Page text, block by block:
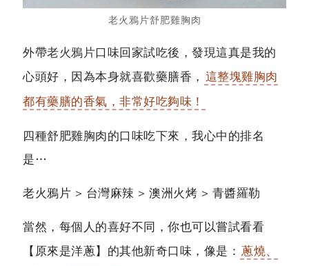
老火鴉片舒肥雞胸肉
外帶老火鴉片口味回家試吃後，發現這真是我的
心頭好，因為本身就喜歡藥膳香， 這整塊雞胸肉
都有藥膳的香氣，非常好吃夠味！
四種舒肥雞胸肉的口味吃下來，我心中的排名
是…
老火鴉片 > 台灣麻辣 > 澳洲火烤 > 青醬羅勒
當然，每個人的喜好不同，你也可以嘗試看看
【原來是洋蔥】的其他新奇口味，像是： 蔥燒、